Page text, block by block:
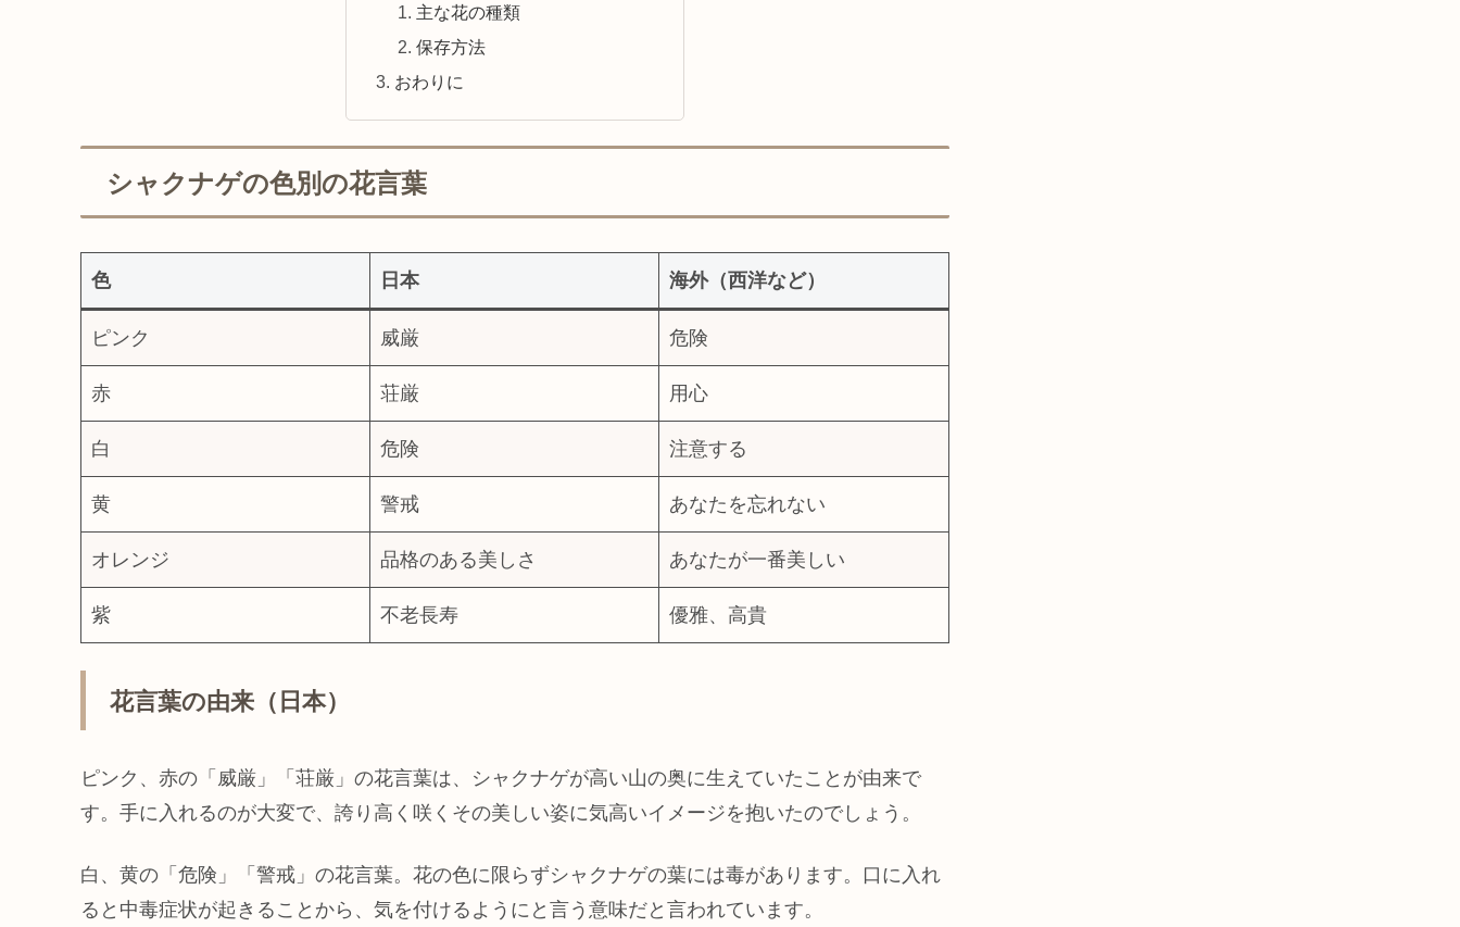
主な花の種類
保存方法
おわりに
シャクナゲの色別の花言葉
色 日本 海外（西洋など）
ピンク 威厳 危険
赤 荘厳 用心
白 危険 注意する
黄 警戒 あなたを忘れない
オレンジ 品格のある美しさ あなたが一番美しい
紫 不老長寿 優雅、高貴
花言葉の由来（日本）
ピンク、赤の「威厳」「荘厳」の花言葉は、シャクナゲが高い山の奥に生えていたことが由来で
す。手に入れるのが大変で、誇り高く咲くその美しい姿に気高いイメージを抱いたのでしょう。
白、黄の「危険」「警戒」の花言葉。花の色に限らずシャクナゲの葉には毒があります。口に入れ
ると中毒症状が起きることから、気を付けるようにと言う意味だと言われています。